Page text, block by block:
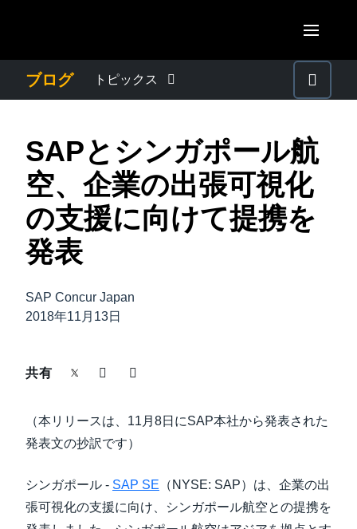
AMERICAS
Canada (English)
Canada (Français)
México (Español)
United Kingdom (English)
France (Français)
Deutschland (Deutsch)
Belgium (English)
Norway (English)
ASIA PACIFIC
Australia (English)
ブログ トピックス
プレスリリース
電子帳簿保存法・インボイス制度
経理・総務の豆知識
出張・経費管理トレンド
製品情報
サステナビリティ
SAPとシンガポール航
空、企業の出張可視化
の支援に向けて提携を
発表
SAP Concur Japan
2018年11月13日
共有
（本リリースは、11月8日にSAP本社から発表された
発表文の抄訳です）
シンガポール - SAP SE （NYSE: SAP）は、企業の出
張可視化の支援に向け、シンガポール航空との提携を